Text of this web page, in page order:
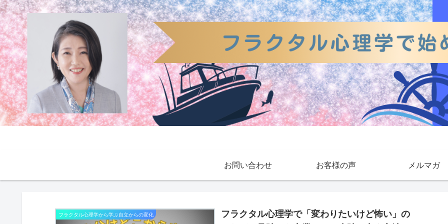
お問い合わせ お客様の声 メルマガ
フラクタル心理学から学ぶ自立からの変化
フラクタル心理学で「変わりたいけど怖い」の